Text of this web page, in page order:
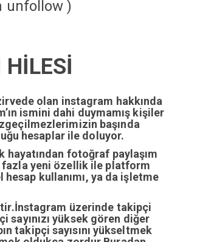
unfollow )
olan instagram hakkında
ismini dahi duymamış kişiler
başında
hesaplar ile doluyor.
hayatından fotoğraf paylaşım
fazla yeni özellik ile platform
kullanımı, ya da işletme
üzerinde takipçi
sayınızı yüksek gören diğer
takipçi sayısını yükseltmek